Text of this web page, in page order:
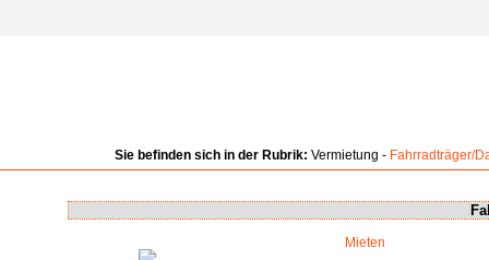
Sie befinden sich in der Rubrik: Vermietung - Fahrradträger/
Mieten